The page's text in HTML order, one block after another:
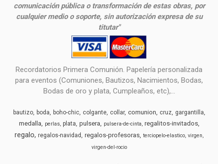
comunicación pública o transformación de estas obras, por
cualquier medio o soporte, sin autorización expresa de su
titutar"
Recordatorios Primera Comunión. Papelería personalizada
para eventos (Comuniones, Bautizos, Nacimientos, Bodas,
Bodas de oro y plata, Cumpleaños, etc),...
bautizo boda boho-chic colgante collar comunion cruz gargantilla
medalla perlas plata pulsera pulsera-de-cinta regalitos-invitados
regalo regalos-navidad regalos-profesoras terciopelo-elastico virgen
virgen-del-rocio